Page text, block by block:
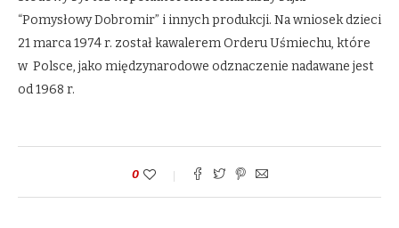
“Pomysłowy Dobromir” i innych produkcji. Na wniosek dzieci
21 marca 1974 r. został kawalerem Orderu Uśmiechu, które
w Polsce, jako międzynarodowe odznaczenie nadawane jest
od 1968 r.
0